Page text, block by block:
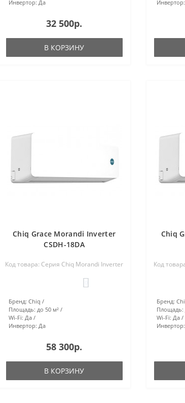
Инвертор: Да
32 500р.
В КОРЗИНУ
Инвертор:
Chiq Grace Morandi Inverter
CSDH-18DA
Код товара: Серия Chiq Morandi Inverter
Бренд: Chiq
Площадь: до 50 м²
Wi-Fi: Да
Инвертор: Да
58 300р.
В КОРЗИНУ
Chiq
Код
Бренд:
Площадь:
Wi-Fi: Да
Инвертор: